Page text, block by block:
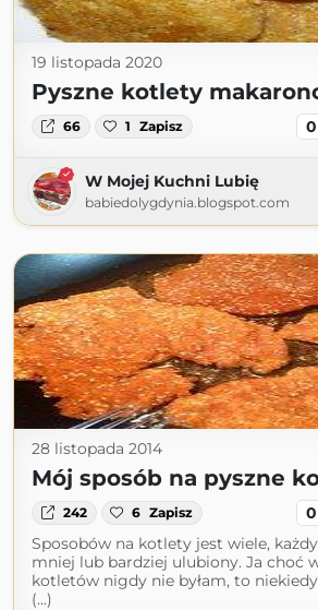
19 listopada 2020
Pyszne kotlety
66 1 Zapisz 0
W Mojej Kuchni Lubię
babiedolygdynia.blogspot.com
28 listopada 2014
Mój sposób na pyszne
242 6 Zapisz 0
Sposobów na kotlety jest wiele,
mniej lub bardziej ulubiony. Ja choć
kotletów nigdy nie byłam, to
(...)